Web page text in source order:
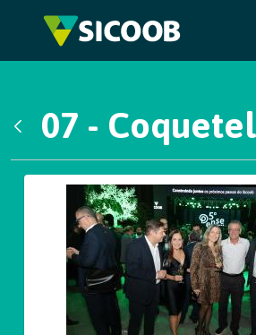
Pular para o Conteúdo principal
07 - Coquetel
Galeria de Mídias